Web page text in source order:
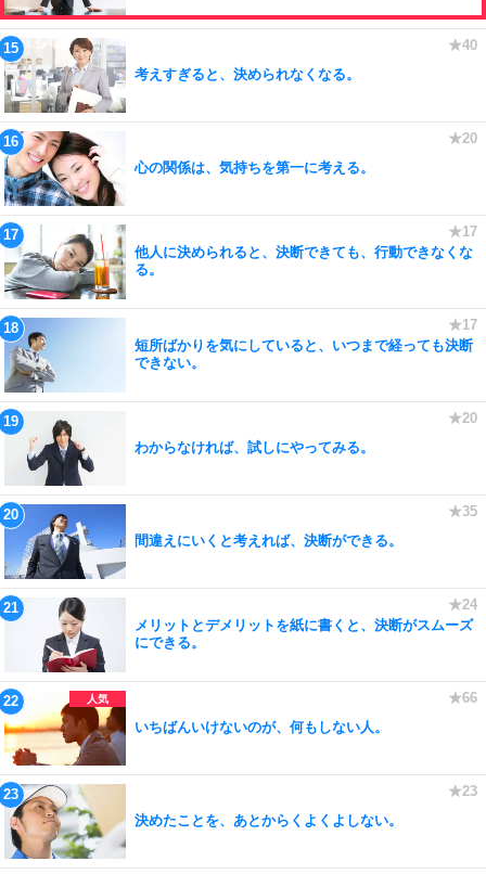
考えすぎると、決められなくなる。
心の関係は、気持ちを第一に考える。
他人に決められると、決断できても、行動できなくな
る。
短所ばかりを気にしていると、いつまで経っても決断
できない。
わからなければ、試しにやってみる。
間違えにいくと考えれば、決断ができる。
メリットとデメリットを紙に書くと、決断がスムーズ
にできる。
いちばんいけないのが、何もしない人。
決めたことを、あとからくよくよしない。